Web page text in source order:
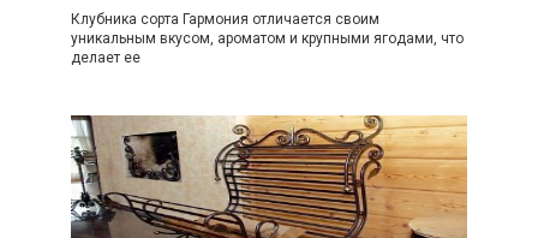
Клубника сорта Гармония отличается своим
уникальным вкусом, ароматом и крупными ягодами, что
делает ее